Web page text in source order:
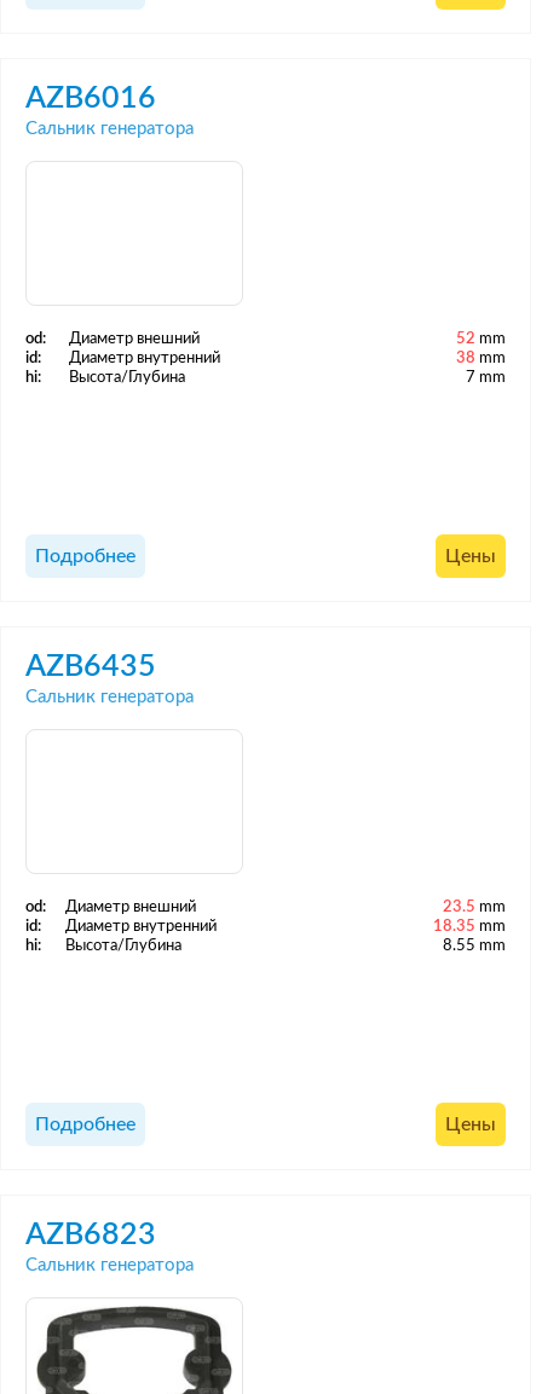
AZB6016
Сальник генератора
od: Диаметр внешний 52 mm
id:
Диаметр внутренний 38 mm
hi:
Высота/Глубина 7 mm
Подробнее Цены
AZB6435
Сальник генератора
od: Диаметр внешний 23.5 mm
id:
Диаметр внутренний 18.35 mm
hi:
Высота/Глубина 8.55 mm
Подробнее Цены
AZB6823
Сальник генератора